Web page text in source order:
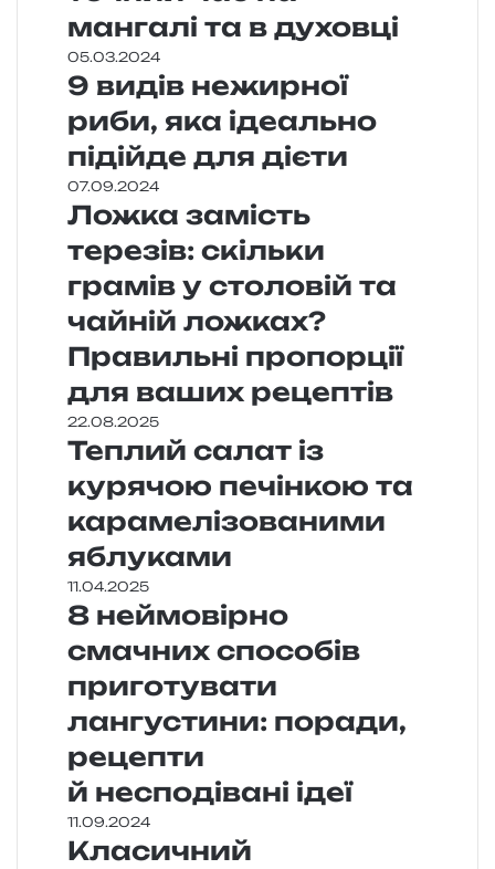
мангалі та в духовці
05.03.2024
9 видів нежирної
риби, яка ідеально
підійде для дієти
07.09.2024
Ложка замість
терезів: скільки
грамів у столовій та
чайній ложках?
Правильні пропорції
для ваших рецептів
22.08.2025
Теплий салат із
курячою печінкою та
карамелізованими
яблуками
11.04.2025
8 неймовірно
смачних способів
приготувати
лангустини: поради,
рецепти
й несподівані ідеї
11.09.2024
Класичний